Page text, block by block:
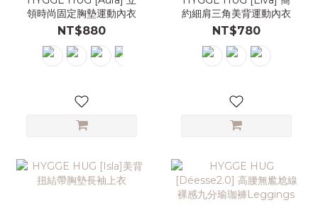
領時尚固定胸墊運動內衣
NT$880
約細肩三角美背運動內衣
NT$780